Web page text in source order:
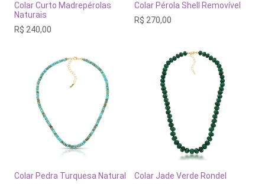
Colar Curto Madrepérolas
Naturais
R$ 240,00
Colar Pérola Shell Removível
R$ 270,00
Colar Pedra Turquesa Natural
Colar Jade Verde Rondel